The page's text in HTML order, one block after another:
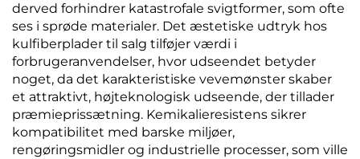
derved forhindrer katastrofale svigtformer, som ofte
ses i sprøde materialer. Det æstetiske udtryk hos
kulfiberplader til salg tilføjer værdi i
forbrugeranvendelser, hvor udseendet betyder
noget, da det karakteristiske vevemønster skaber
et attraktivt, højteknologisk udseende, der tillader
præmieprissætning. Kemikalieresistens sikrer
kompatibilitet med barske miljøer,
rengøringsmidler og industrielle processer, som ville